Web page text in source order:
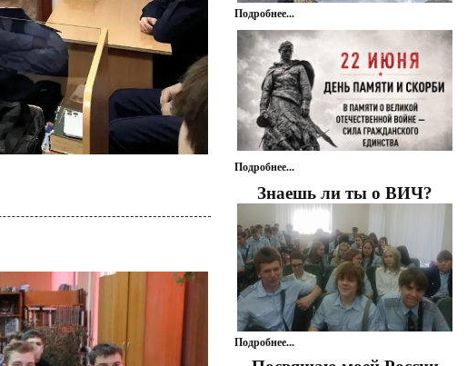
Подробнее...
Подробнее...
Знаешь ли ты о ВИЧ?
Подробнее...